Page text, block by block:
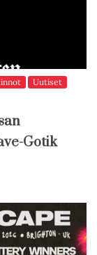
Uutiset
Gotik